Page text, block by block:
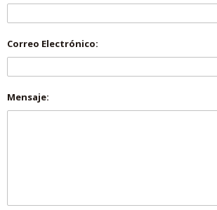
Correo Electrónico:
Mensaje: